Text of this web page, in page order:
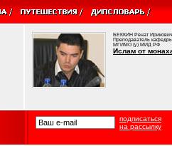
БЕККИН Ренат Ирикович
Преподаватель
МГИМО (у) МИД РФ
Ислам от
подписаться
на рассылку